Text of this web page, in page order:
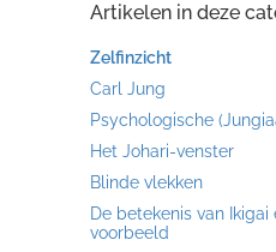
Artikelen in deze
Zelfinzicht
Carl Jung
Psychologische
Het Johari-venster
Blinde vlekken
De betekenis van Ikigai
voorbeeld